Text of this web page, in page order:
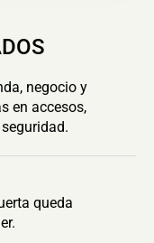
negocio y
en accesos,
queda